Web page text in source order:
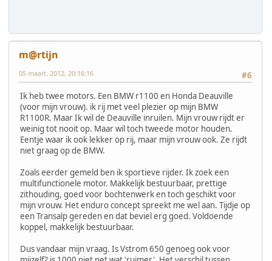
m@rtijn
#6
05 maart, 2012, 20:16:16
Ik heb twee motors. Een BMW r1100 en Honda Deauville
(voor mijn vrouw). ik rij met veel plezier op mijn BMW
R1100R. Maar Ik wil de Deauville inruilen. Mijn vrouw rijdt er
weinig tot nooit op. Maar wil toch tweede motor houden.
Eentje waar ik ook lekker op rij, maar mijn vrouw ook. Ze rijdt
niet graag op de BMW.
Zoals eerder gemeld ben ik sportieve rijder. Ik zoek een
multifunctionele motor. Makkelijk bestuurbaar, prettige
zithouding, goed voor bochtenwerk en toch geschikt voor
mijn vrouw. Het enduro concept spreekt me wel aan. Tijdje op
een Transalp gereden en dat beviel erg goed. Voldoende
koppel, makkelijk bestuurbaar.
Dus vandaar mijn vraag. Is Vstrom 650 genoeg ook voor